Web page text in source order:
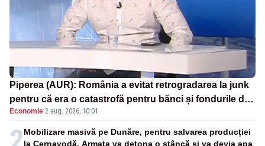
Piperea (AUR): România a evitat retrogradarea la junk
pentru că era o catastrofă pentru bănci și fondurile de
pensii
Economie·2 aug. 2026, 10:01
Mobilizare masivă pe Dunăre, pentru salvarea producției
la Cernavodă. Armata va detona o stâncă și va devia apa